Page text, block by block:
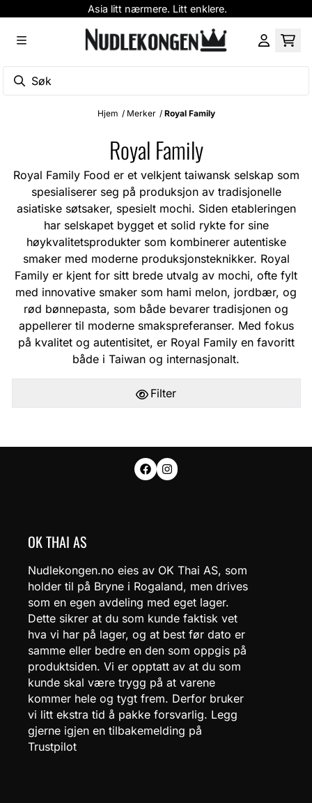
Asia litt nærmere. Litt enklere.
Hjem / Merker / Royal Family
Royal Family
Royal Family Food er et velkjent taiwansk selskap som
spesialiserer seg på produksjon av tradisjonelle
asiatiske søtsaker, spesielt mochi. Siden etableringen
har selskapet bygget et solid rykte for sine
høykvalitetsprodukter som kombinerer autentiske
smaker med moderne produksjonsteknikker. Royal
Family er kjent for sitt brede utvalg av mochi, ofte fylt
med innovative smaker som hami melon, jordbær, og
rød bønnepasta, som både bevarer tradisjonen og
appellerer til moderne smakspreferanser. Med fokus
på kvalitet og autentisitet, er Royal Family en favoritt
både i Taiwan og internasjonalt.
Filter
OK THAI AS
Nudlekongen.no eies av OK Thai AS, som
holder til på Bryne i Rogaland, men drives
som en egen avdeling med eget lager.
Dette sikrer at du som kunde faktisk vet
hva vi har på lager, og at best før dato er
samme eller bedre en den som oppgis på
produktsiden. Vi er opptatt av at du som
kunde skal være trygg på at varene
kommer hele og tygt frem. Derfor bruker
vi litt ekstra tid å pakke forsvarlig. Legg
gjerne igjen en tilbakemelding på
Trustpilot